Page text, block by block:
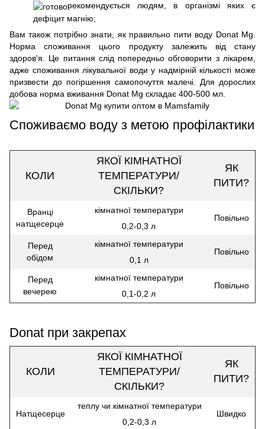
рекомендується людям, в організмі яких є
дефіцит магнію;
Вам також потрібно знати, як правильно пити воду Donat Mg.
Норма споживання цього продукту залежить від стану
здоров'я. Це питання слід попередньо обговорити з лікарем,
адже споживання лікувальної води у надмірній кількості може
призвести до погіршення самопочуття малечі. Для дорослих
добова норма вживання Donat Mg складає 400-500 мл.
Споживаємо воду з метою профілактики
КОЛИ
ЯКОЇ КІМНАТНОЇ
ТЕМПЕРАТУРИ/
СКІЛЬКИ?
ЯК
ПИТИ?
Вранці
натщесерце
кімнатної температури
0,2-0,3 л
Повільно
Перед
обідом
кімнатної температури
0,1 л
Повільно
Перед
вечерею
кімнатної температури
0,1-0,2 л
Повільно
Donat при закрепах
КОЛИ
ЯКОЇ КІМНАТНОЇ
ТЕМПЕРАТУРИ/
СКІЛЬКИ?
ЯК
ПИТИ?
Натщесерце
теплу чи кімнатної температури
0,2-0,3 л
Швидко